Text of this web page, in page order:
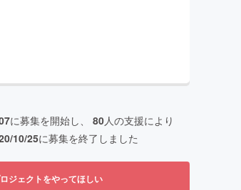
に募集を開始し、 80人の支援により
10/25に募集を終了しました
ジェクトをやってほしい